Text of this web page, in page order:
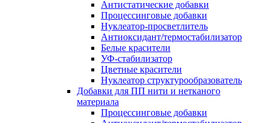
Антистатические добавки
Процессинговые добавки
Нуклеатор-просветлитель
Антиоксидант/термостабилизатор
Белые красители
УФ-стабилизатор
Цветные красители
Нуклеатор структурообразователь
Добавки для ПП нити и нетканого
материала
Процессинговые добавки